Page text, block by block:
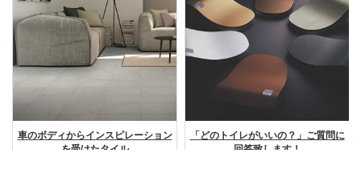
車のボディからインスピレーション
を受けたタイル
「どのトイレがいいの？」ご質問に
回答致します！